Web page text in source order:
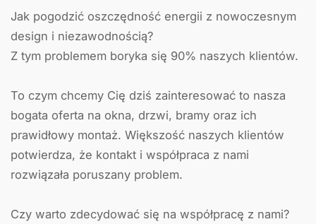
Jak pogodzić oszczędność energii z nowoczesnym
design i niezawodnością?
Z tym problemem boryka się 90% naszych klientów.⁣
To czym chcemy Cię dziś zainteresować to nasza
bogata oferta na okna, drzwi, bramy oraz ich
prawidłowy montaż. Większość naszych klientów
potwierdza, że kontakt i współpraca z nami
rozwiązała poruszany problem.
Czy warto zdecydować się na współpracę z nami?